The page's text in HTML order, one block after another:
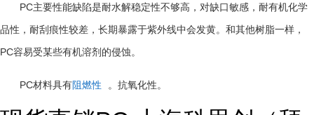
PC主要性能缺陷是耐水解稳定性不够高，对缺口敏感，耐有机化学
品性，耐刮痕性较差，长期暴露于紫外线中会发黄。和其他树脂一样，
PC容易受某些有机溶剂的侵蚀。
PC材料具有阻燃性 。抗氧化性。